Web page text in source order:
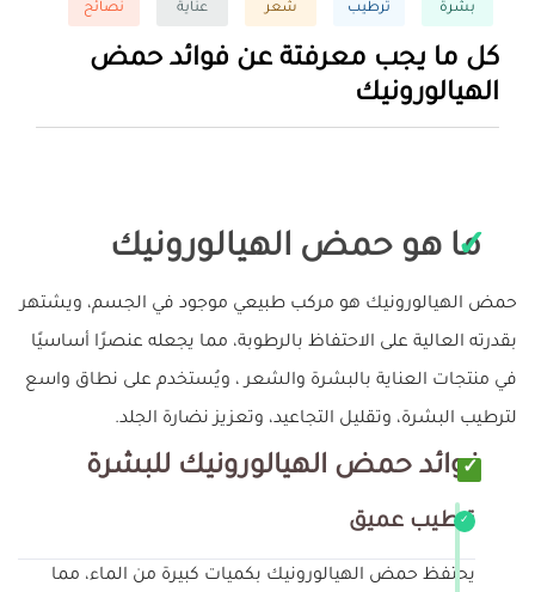
بشرة ترطيب شعر عناية نصائح
كل ما يجب معرفتة عن فوائد حمض
الهيالورونيك
ما هو حمض الهيالورونيك
حمض الهيالورونيك هو مركب طبيعي موجود في الجسم، ويشتهر
بقدرته العالية على الاحتفاظ بالرطوبة، مما يجعله عنصرًا أساسيًا
في منتجات العناية بالبشرة والشعر ، ويُستخدم على نطاق واسع
لترطيب البشرة، وتقليل التجاعيد، وتعزيز نضارة الجلد.
فوائد حمض الهيالورونيك للبشرة
ترطيب عميق
يحتفظ حمض الهيالورونيك بكميات كبيرة من الماء، مما